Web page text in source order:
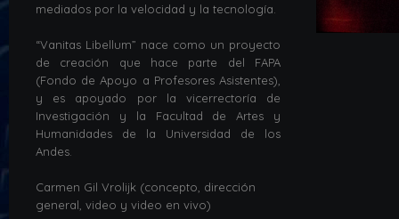
mediados por la velocidad y la tecnología.
“Vanitas Libellum” nace como un proyecto
de creación que hace parte del FAPA
(Fondo de Apoyo a Profesores Asistentes),
y es apoyado por la vicerrectoría de
Investigación y la Facultad de Artes y
Humanidades de la Universidad de los
Andes.
Carmen Gil Vrolijk (concepto, dirección
general, video y video en vivo)